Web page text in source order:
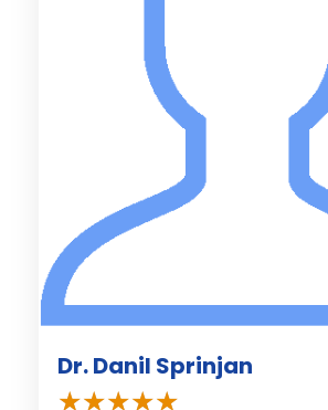
Dr. Danil Sprinjan